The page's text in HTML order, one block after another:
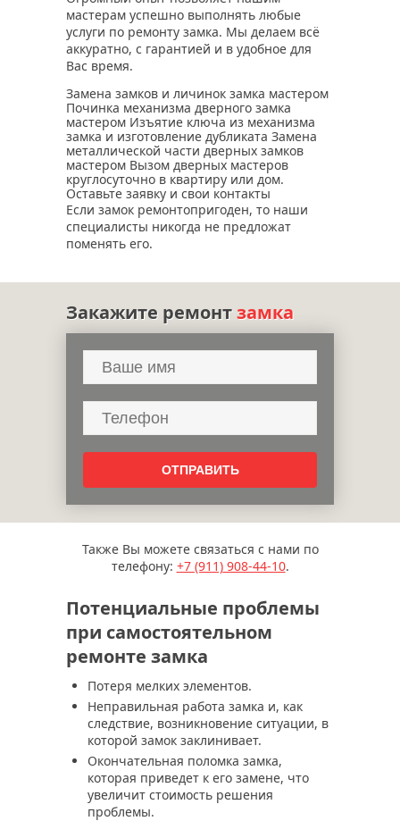
мастерам успешно выполнять любые
услуги по ремонту замка. Мы делаем всё
аккуратно, с гарантией и в удобное для
Вас время.
Замена замков и личинок замка мастером
Починка механизма дверного замка
мастером Изъятие ключа из механизма
замка и изготовление дубликата Замена
металлической части дверных замков
мастером Вызом дверных мастеров
круглосуточно в квартиру или дом.
Оставьте заявку и свои контакты
Если замок ремонтопригоден, то наши
специалисты никогда не предложат
поменять его.
Закажите ремонтзамка
Также Вы можете связаться с нами по
телефону: +7 (911)908-44-10.
Потенциальные проблемы
при самостоятельном
ремонте замка
Потеря мелких элементов.
Неправильная работа замка и, как
следствие, возникновение ситуации, в
которой замок заклинивает.
Окончательная поломка замка,
которая приведет к его замене, что
увеличит стоимость решения
проблемы.